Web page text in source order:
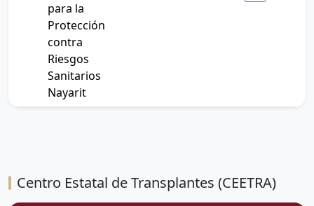
para la
Protección
contra
Riesgos
Sanitarios
Nayarit
Centro Estatal de Transplantes (CEETRA)